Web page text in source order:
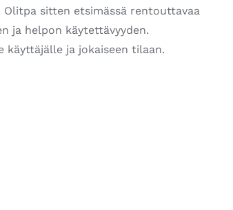
sitten etsimässä rentouttavaa
ja helpon käytettävyyden.
ja jokaiseen tilaan.